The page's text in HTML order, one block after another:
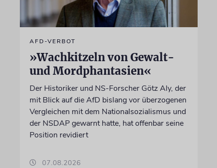
AFD-VERBOT
»Wachkitzeln von Gewalt-
und Mordphantasien«
Der Historiker und NS-Forscher Götz Aly, der
mit Blick auf die AfD bislang vor überzogenen
Vergleichen mit dem Nationalsozialismus und
der NSDAP gewarnt hatte, hat offenbar seine
Position revidiert
07.08.2026